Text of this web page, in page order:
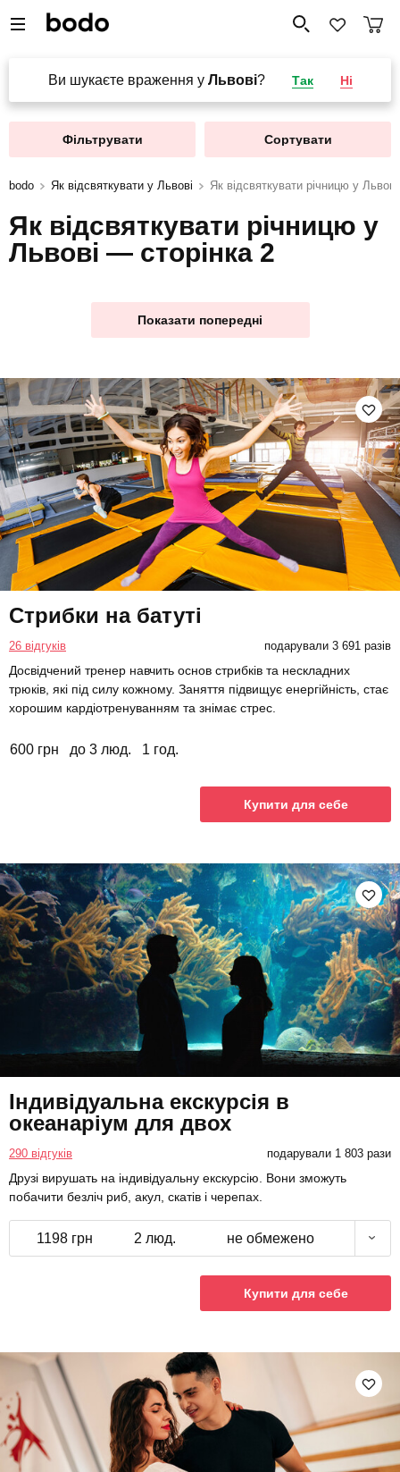
Ви шукаєте враження у Львові? Так Ні
Фільтрувати Сортувати
bodo Як відсвяткувати у Львові Як відсвяткувати річницю у Львові
Як відсвяткувати річницю у
Львові — сторінка 2
Показати попередні
Стрибки на батуті
26 відгуків подарували 3 691 разів
Досвідчений тренер навчить основ стрибків та нескладних
трюків, які під силу кожному. Заняття підвищує енергійність, стає
хорошим кардіотренуванням та знімає стрес.
600 грн до 3 люд. 1 год.
Купити для себе
Індивідуальна екскурсія в
океанаріум для двох
290 відгуків подарували 1 803 рази
Друзі вирушать на індивідуальну екскурсію. Вони зможуть
побачити безліч риб, акул, скатів і черепах.
1198 грн 2 люд. не обмежено
Купити для себе